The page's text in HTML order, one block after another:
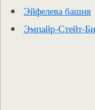
Эйфелева башня
Эмпайр-Стейт-